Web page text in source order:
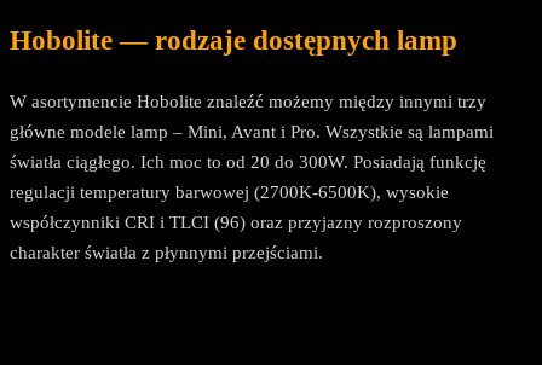
Hobolite — rodzaje dostępnych lamp
W asortymencie Hobolite znaleźć możemy między innymi trzy
główne modele lamp – Mini, Avant i Pro. Wszystkie są lampami
światła ciągłego. Ich moc to od 20 do 300W. Posiadają funkcję
regulacji temperatury barwowej (2700K-6500K), wysokie
współczynniki CRI i TLCI (96) oraz przyjazny rozproszony
charakter światła z płynnymi przejściami.